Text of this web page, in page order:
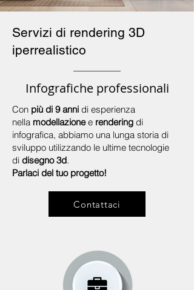
Servizi di rendering 3D
iperrealistico
Infografiche professionali
Con più di 9 anni di esperienza
nella modellazionee rendering di
infografica, abbiamo una lunga storia di
sviluppo utilizzando le ultime tecnologie
di disegno 3d.
Parlaci del tuo progetto!
Contattaci